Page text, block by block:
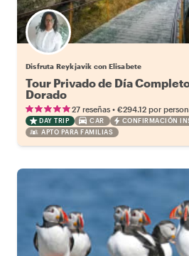
Disfruta Reykjavik con Elisabete
Tour Privado de Día
Dorado
27 reseñas • €294.12 por
DAY TRIP CAR
CONFIRMACIÓN
APTO PARA FAMILIAS